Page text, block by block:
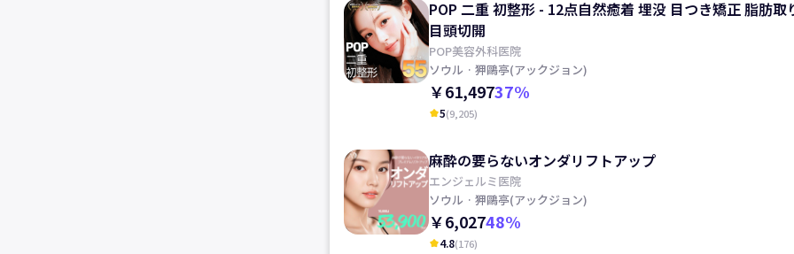
POP 二重 初整形 - 12点自然癒着 埋没 目つき矯正 脂肪取
目頭切開
POP美容外科医院
ソウル · 狎鷗亭(アックジョン)
￥61,49737%
kid_star5(9,205)
麻酔の要らないオンダリフトアップ
エンジェルミ医院
ソウル · 狎鷗亭(アックジョン)
￥6,02748%
kid_star4.8(176)